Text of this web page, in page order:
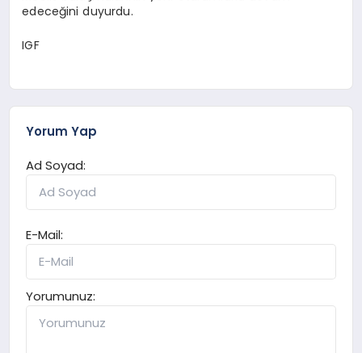
edeceğini duyurdu.
IGF
Yorum Yap
Ad Soyad:
E-Mail:
Yorumunuz: